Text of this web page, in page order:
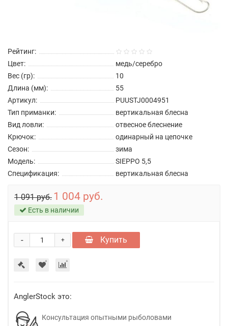
Рейтинг:
Цвет:
медь/серебро
Вес (гр):
10
Длина (мм):
55
Артикул:
PUUSTJ0004951
Тип приманки:
вертикальная блесна
Вид ловли:
отвесное блеснение
Крючок:
одинарный на цепочке
Сезон:
зима
Модель:
SIEPPO 5,5
Спецификация:
вертикальная блесна
1 091 руб. 1 004 руб.
Есть в наличии
+
- Купить
AnglerStock это:
Консультация опытными рыболовами